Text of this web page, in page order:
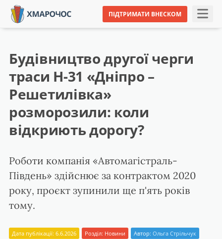
ПІДТРИМАТИ ВНЕСКОМ
Будівництво другої черги
траси Н-31 «Дніпро –
Решетилівка»
розморозили: коли
відкриють дорогу?
Роботи компанія «Автомагістраль-
Південь» здійснює за контрактом 2020
року, проєкт зупинили ще п'ять років
тому.
Дата публікації: 6.6.2026 Розділ: Новини Автор: Ольга Стрільчук